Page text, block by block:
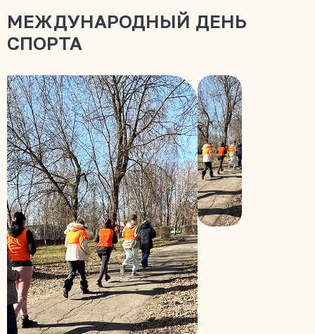
МЕЖДУНАРОДНЫЙ ДЕНЬ
СПОРТА